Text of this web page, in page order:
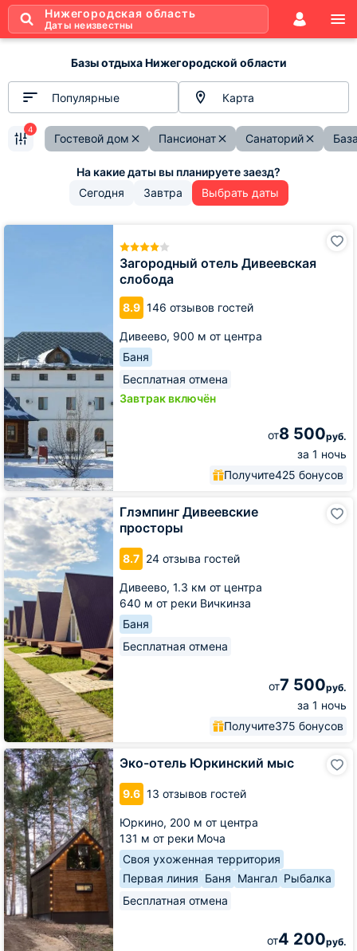
Нижегородская область
Даты неизвестны
Базы отдыха Нижегородской области
Популярные Карта
Гостевой дом Пансионат Санаторий
4
Сегодня Завтра Выбрать даты
Загородный отель Дивеевская
слобода
8.9 146 отзывов гостей
Дивеево, 900 м от центра
Баня
Бесплатная отмена
Завтрак включён
от8 500руб.
за 1 ночь
Получите425 бонусов
Загородный
Глэмпинг Дивеевские
просторы
8.7 24 отзыва гостей
Дивеево, 1.3 км от центра
640 м от реки Вичкинза
Баня
Бесплатная отмена
от7 500руб.
за 1 ночь
Получите375 бонусов
Глэмпинг
Дивеевские
просторы
Эко-отель Юркинский мыс
9.6 13 отзывов гостей
Юркино, 200 м от центра
131 м от реки Моча
Своя ухоженная территория
Первая линия Баня Мангал Рыбалка
Бесплатная отмена
от4 200руб.
Эко-
отель
Юркинский
мыс